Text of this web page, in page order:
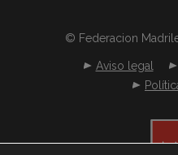
© Federacion
Aviso legal